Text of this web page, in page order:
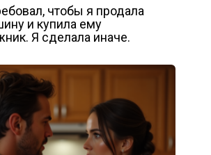
чтобы я продала
и купила ему
Я сделала иначе.